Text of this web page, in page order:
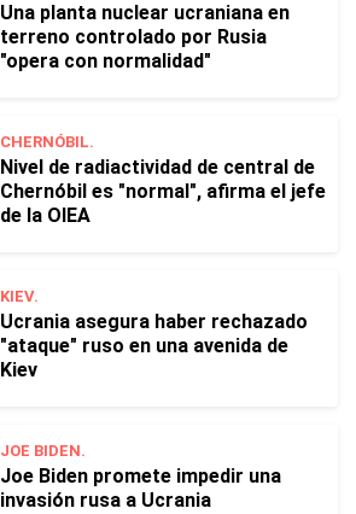
Una planta nuclear ucraniana en
terreno controlado por Rusia
"opera con normalidad"
CHERNÓBIL.
Nivel de radiactividad de central de
Chernóbil es "normal", afirma el jefe
de la OIEA
KIEV.
Ucrania asegura haber rechazado
"ataque" ruso en una avenida de
Kiev
JOE BIDEN.
Joe Biden promete impedir una
invasión rusa a Ucrania